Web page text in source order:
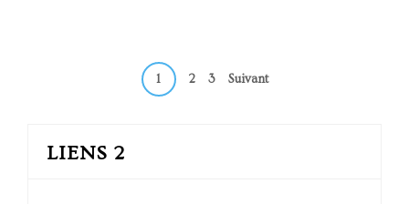
Navigation1 2 3 Suivant
LIENS 2